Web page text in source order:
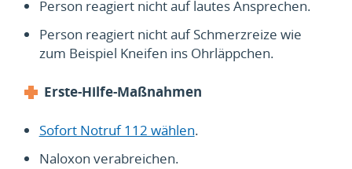
Person reagiert nicht auf lautes Ansprechen.
Person reagiert nicht auf Schmerzreize wie
zum Beispiel Kneifen ins Ohrläppchen.
Erste-Hilfe-Maßnahmen
Sofort Notruf 112 wählen.
Naloxon verabreichen.